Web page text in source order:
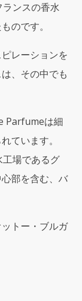
ンスの香水
のです。
レーションを
、その中でも
Parfumeは細
ています。
場であるグ
部を含む、バ
トー・ブルガ